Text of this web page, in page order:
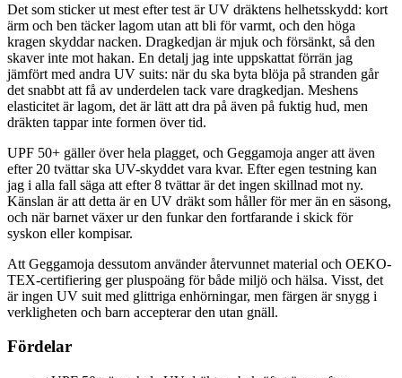
Det som sticker ut mest efter test är UV dräktens helhetsskydd: kort
ärm och ben täcker lagom utan att bli för varmt, och den höga
kragen skyddar nacken. Dragkedjan är mjuk och försänkt, så den
skaver inte mot hakan. En detalj jag inte uppskattat förrän jag
jämfört med andra UV suits: när du ska byta blöja på stranden går
det snabbt att få av underdelen tack vare dragkedjan. Meshens
elasticitet är lagom, det är lätt att dra på även på fuktig hud, men
dräkten tappar inte formen över tid.
UPF 50+ gäller över hela plagget, och Geggamoja anger att även
efter 20 tvättar ska UV-skyddet vara kvar. Efter egen testning kan
jag i alla fall säga att efter 8 tvättar är det ingen skillnad mot ny.
Känslan är att detta är en UV dräkt som håller för mer än en säsong,
och när barnet växer ur den funkar den fortfarande i skick för
syskon eller kompisar.
Att Geggamoja dessutom använder återvunnet material och OEKO-
TEX-certifiering ger pluspoäng för både miljö och hälsa. Visst, det
är ingen UV suit med glittriga enhörningar, men färgen är snygg i
verkligheten och barn accepterar den utan gnäll.
Fördelar